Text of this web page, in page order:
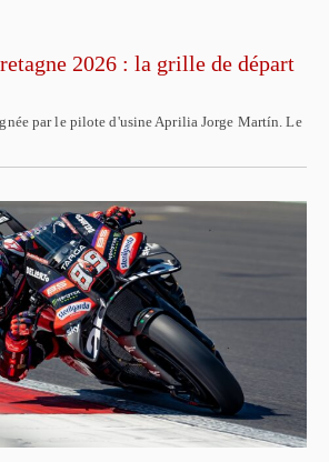
2026 : la grille de départ
par le pilote d'usine Aprilia Jorge Martín. Le